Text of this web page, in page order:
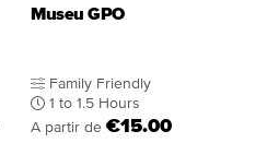
Museu GPO
Family Friendly
1 to 1.5 Hours
A partir de €15.00